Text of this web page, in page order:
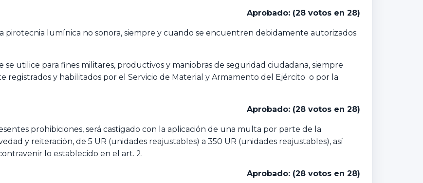
Aprobado: (28 votos en 28)
pirotecnia lumínica no sonora, siempre y cuando se encuentren debidamente autorizados
utilice para fines militares, productivos y maniobras de seguridad ciudadana, siempre
registrados y habilitados por el Servicio de Material y Armamento del Ejército o por la
Aprobado: (28 votos en 28)
prohibiciones, será castigado con la aplicación de una multa por parte de la
y reiteración, de 5 UR (unidades reajustables) a 350 UR (unidades reajustables), así
lo establecido en el art. 2.
Aprobado: (28 votos en 28)